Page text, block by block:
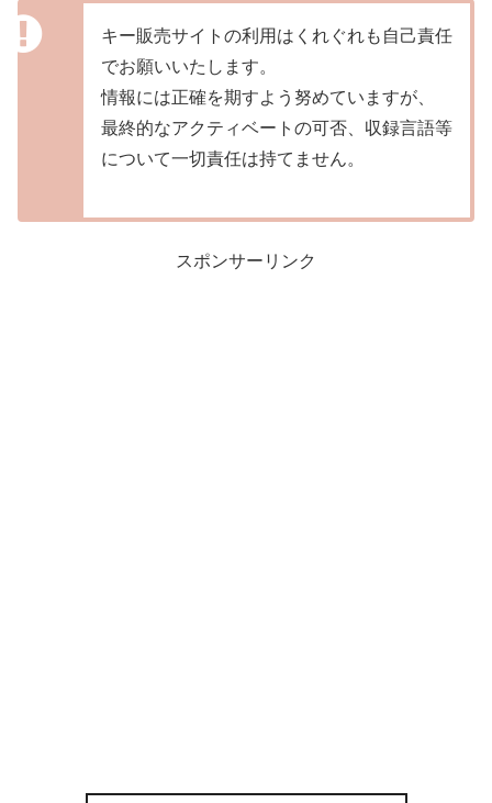
キー販売サイトの利用はくれぐれも自己責任
でお願いいたします。
情報には正確を期すよう努めていますが、
最終的なアクティベートの可否、収録言語等
について一切責任は持てません。
スポンサーリンク